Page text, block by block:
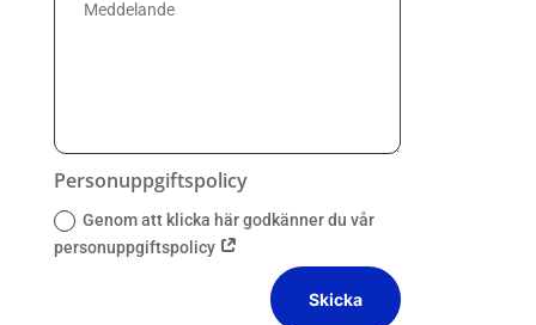
Personuppgiftspolicy
Genom att klicka här godkänner du vår
personuppgiftspolicy
Skicka